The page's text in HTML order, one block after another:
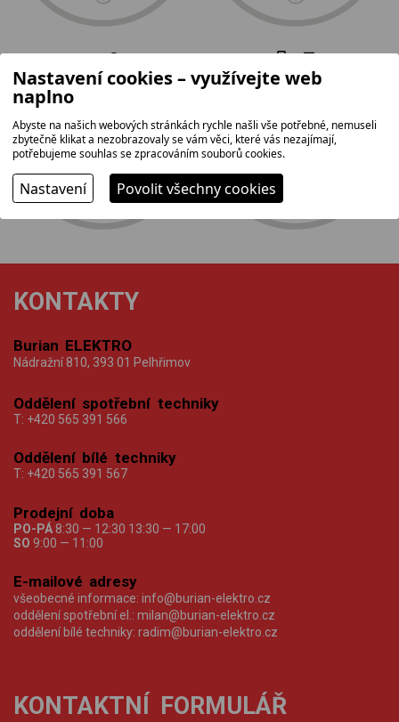
tradice,
rodinná firma
nejširší
sortiment
KONTAKTY
Burian ELEKTRO
Nádražní 810, 393 01 Pelhřimov
Oddělení spotřební techniky
T: +420 565 391 566
Oddělení bílé techniky
T: +420 565 391 567
Prodejní doba
PO-PÁ 8:30 — 12:30 13:30 — 17:00
SO 9:00 — 11:00
E-mailové adresy
všeobecné informace: info@burian-elektro.cz
oddělení spotřební el.: milan@burian-elektro.cz
oddělení bílé techniky: radim@burian-elektro.cz
KONTAKTNÍ FORMULÁŘ
Nastavení cookies – využívejte web
naplno
Abyste na našich webových stránkách rychle našli vše potřebné, nemuseli
zbytečně klikat a nezobrazovaly se vám věci, které vás nezajímají,
potřebujeme souhlas se zpracováním souborů cookies.
Nastavení Povolit všechny cookies